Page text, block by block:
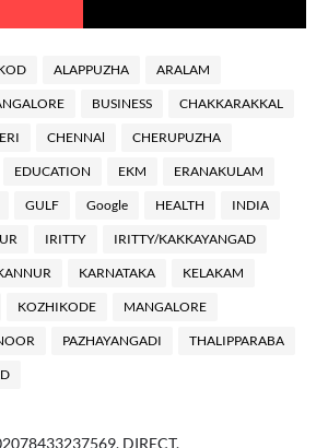
ALAPPUZHA ARALAM
BUSINESS CHAKKARAKKAL
CHENNAl CHERUPUZHA
EDUCATION EKM ERANAKULAM
GULF Google HEALTH INDIA
IRITTY IRITTY/KAKKAYANGAD
KARNATAKA KELAKAM
KOZHIKODE MANGALORE
PAZHAYANGADI THALIPPARABA
DIRECT,